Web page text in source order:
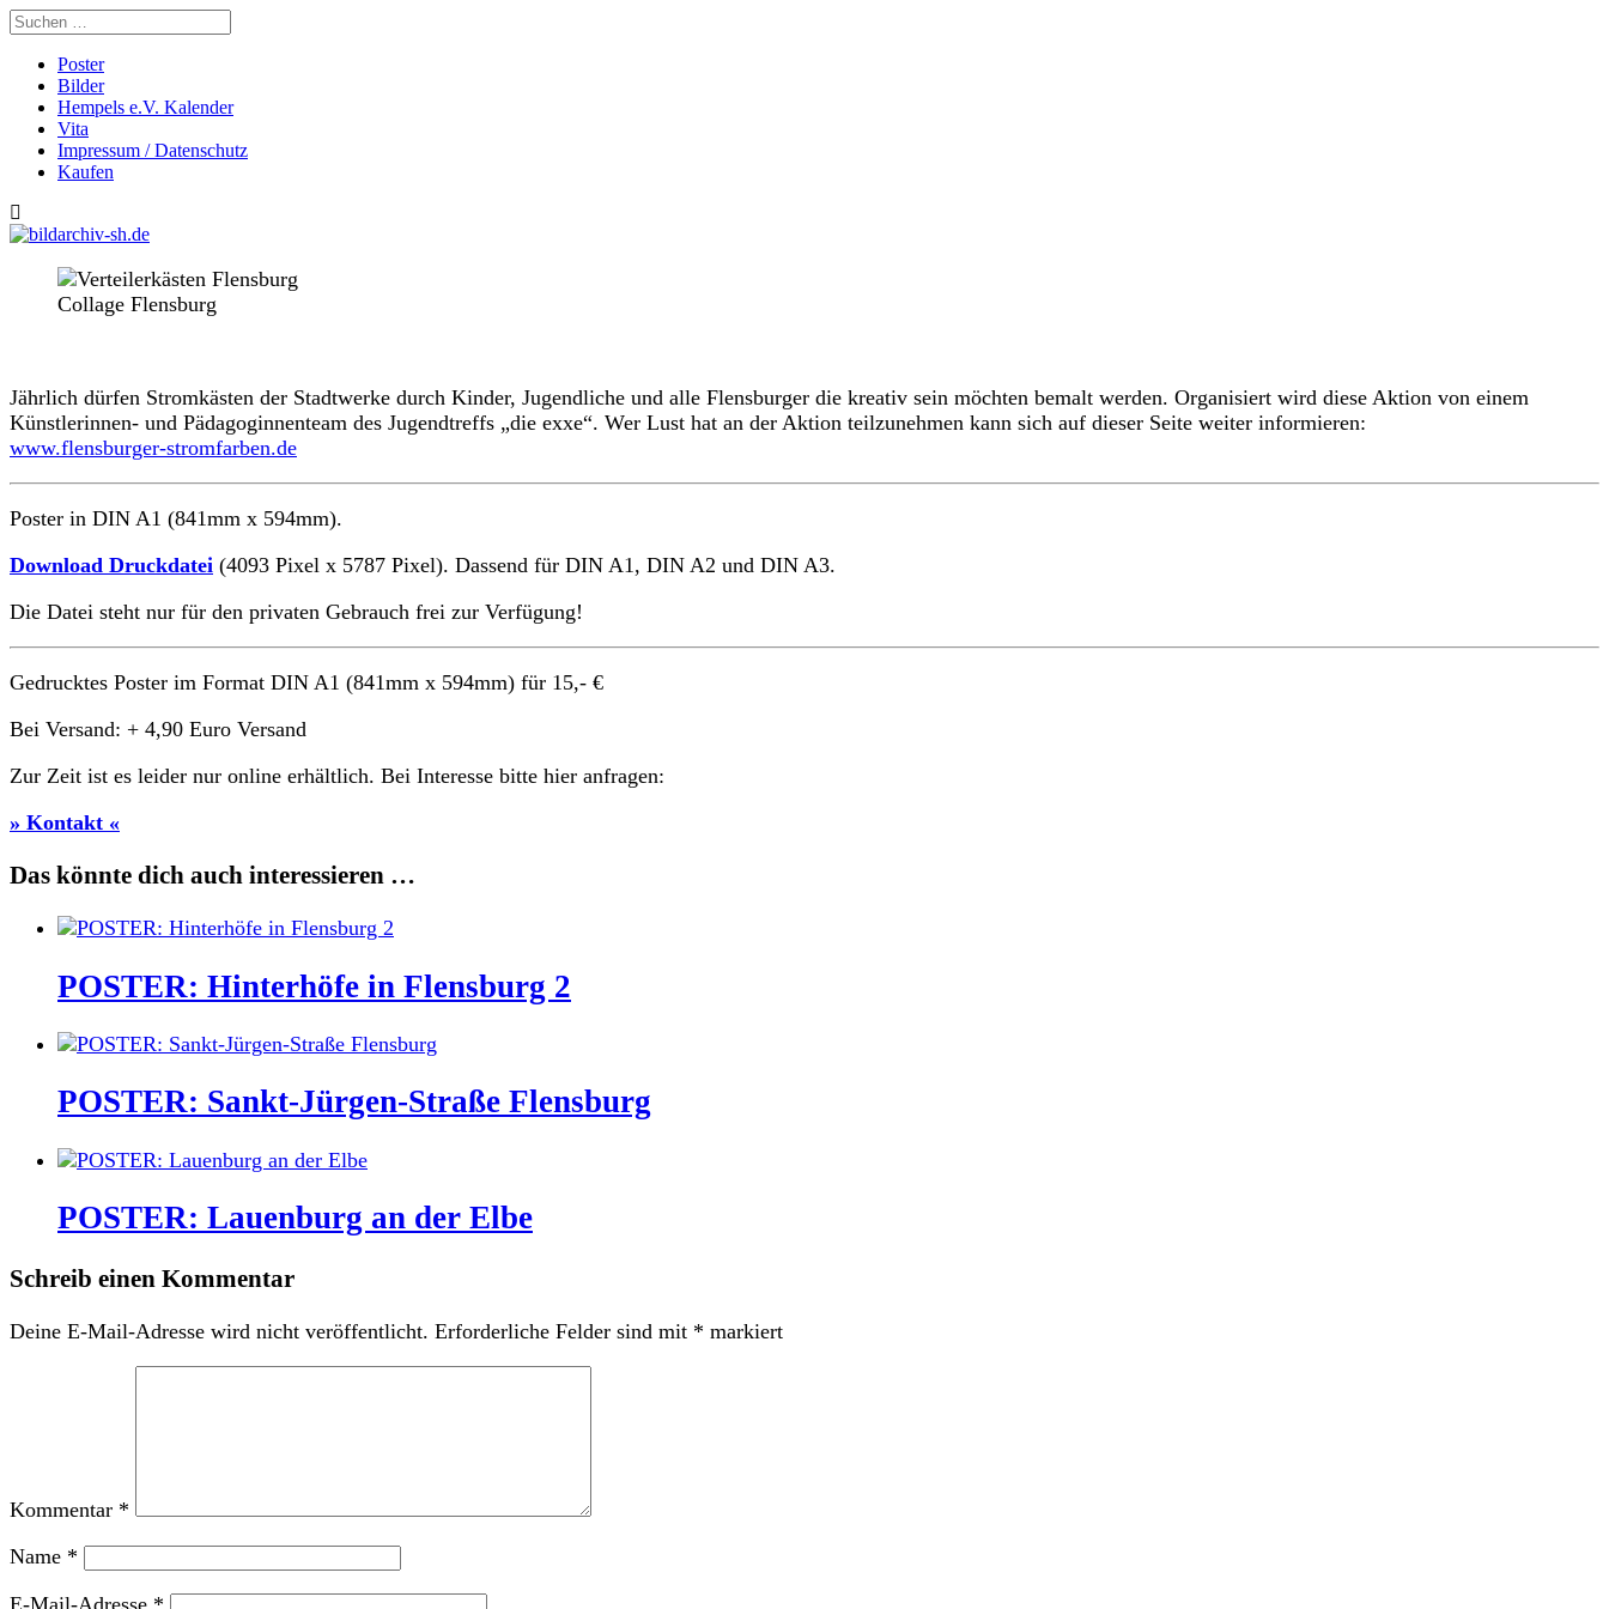
Poster
Bilder
Hempels e.V. Kalender
Vita
Impressum / Datenschutz
Kaufen
Collage Flensburg
Jährlich dürfen Stromkästen der Stadtwerke durch Kinder, Jugendliche und alle Flensburger die kreativ sein möchten bemalt werden. Organisiert wird diese Aktion von einem
Künstlerinnen- und Pädagoginnenteam des Jugendtreffs „die exxe“. Wer Lust hat an der Aktion teilzunehmen kann sich auf dieser Seite weiter informieren:
www.flensburger-stromfarben.de
Poster in DIN A1 (841mm x 594mm).
Download Druckdatei (4093 Pixel x 5787 Pixel). Dassend für DIN A1, DIN A2 und DIN A3.
Die Datei steht nur für den privaten Gebrauch frei zur Verfügung!
Gedrucktes Poster im Format DIN A1 (841mm x 594mm) für 15,- €
Bei Versand: + 4,90 Euro Versand
Zur Zeit ist es leider nur online erhältlich. Bei Interesse bitte hier anfragen:
» Kontakt «
Das könnte dich auch interessieren …
POSTER: Hinterhöfe in Flensburg 2
POSTER: Sankt-Jürgen-Straße Flensburg
POSTER: Lauenburg an der Elbe
Schreib einen Kommentar
Deine E-Mail-Adresse wird nicht veröffentlicht. Erforderliche Felder sind mit * markiert
Kommentar *
Name *
E-Mail-Adresse *